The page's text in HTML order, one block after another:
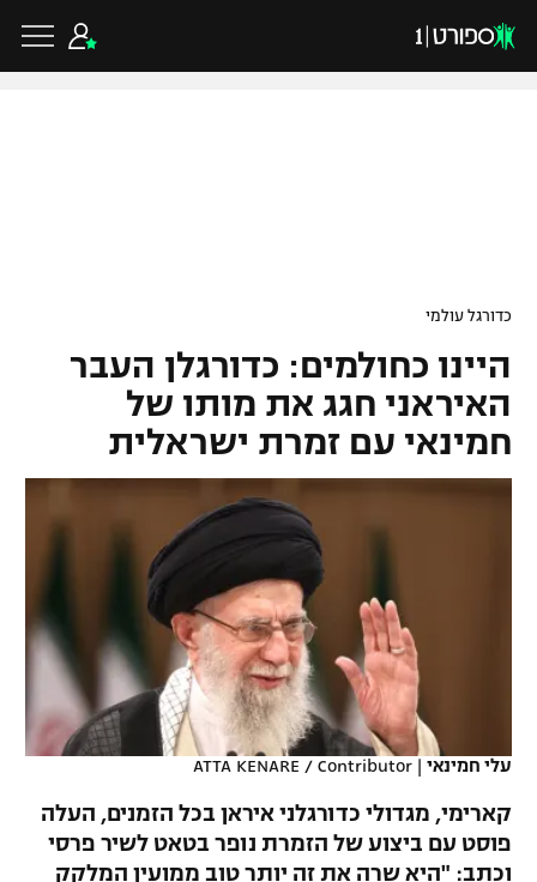
לוח שידורים
גביע הטוטו
ליגיונרים
בית"ר ירושלים
מכבי תל אביב
הפועל חיפה
ליגת האלופות
ליגה אירופית
ליגה אנגלית
ליגה איטלקית
ליגה צרפתית
ליגה הולנדית
ליגה טורקית
כדורסל ישראלי
ליגת ווינר סל
מכבי תל אביב
הפועל חולון
הפועל ירושלים
כדורסל עולמי
ענפים נוספים
שחייה
ג'ודו
כדורגל עולמי
היינו כחולמים: כדורגלן העבר
האיראני חגג את מותו של
חמינאי עם זמרת ישראלית
עלי חמינאי |
ATTA KENARE / Contributor
קארימי, מגדולי כדורגלני איראן בכל הזמנים, העלה
פוסט עם ביצוע של הזמרת נופר בטאט לשיר פרסי
וכתב: "היא שרה את זה יותר טוב ממועין המלקק